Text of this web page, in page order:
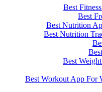
Best
Best
Best Nutrition
Best Nutrition
Best
Best Workout App For